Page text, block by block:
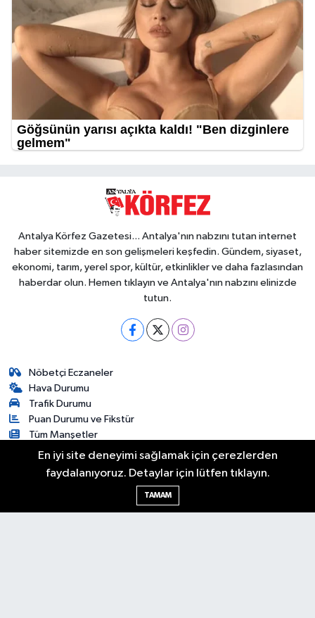
Antalya Körfez Gazetesi... Antalya'nın nabzını tutan internet
haber sitemizde en son gelişmeleri keşfedin. Gündem, siyaset,
ekonomi, tarım, yerel spor, kültür, etkinlikler ve daha fazlasından
haberdar olun. Hemen tıklayın ve Antalya'nın nabzını elinizde
tutun.
Nöbetçi Eczaneler
Hava Durumu
Trafik Durumu
Puan Durumu ve Fikstür
Tüm Manşetler
Son Dakika Haberleri
Yerel Yönetim
En iyi site deneyimi sağlamak için çerezlerden
faydalanıyoruz. Detaylar için lütfen tıklayın.
TAMAM